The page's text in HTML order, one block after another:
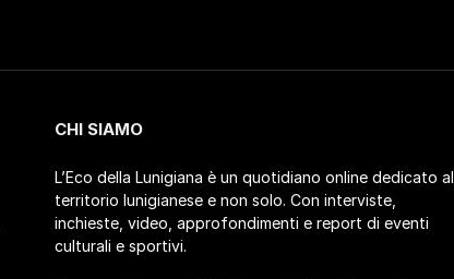
CHI SIAMO
L’Eco della Lunigiana è un quotidiano online dedicato al
territorio lunigianese e non solo. Con interviste,
inchieste, video, approfondimenti e report di eventi
culturali e sportivi.